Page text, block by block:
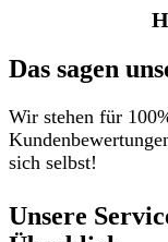
Das sagen
Wir stehen für
sich selbst!
Unsere